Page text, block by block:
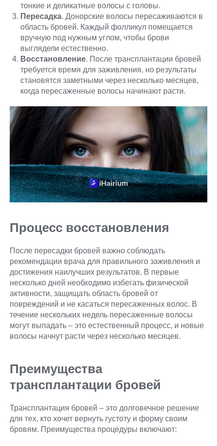
тонкие и деликатные волосы с головы.
Пересадка. Донорские волосы пересаживаются в
область бровей. Каждый фолликул помещается
вручную под нужным углом, чтобы брови
выглядели естественно.
Восстановление. После трансплантации бровей
требуется время для заживления, но результаты
становятся заметными через несколько месяцев,
когда пересаженные волосы начинают расти.
Процесс восстановления
После пересадки бровей важно соблюдать
рекомендации врача для правильного заживления и
достижения наилучших результатов. В первые
несколько дней необходимо избегать физической
активности, защищать область бровей от
повреждений и не касаться пересаженных волос. В
течение нескольких недель пересаженные волосы
могут выпадать – это естественный процесс, и новые
волосы начнут расти через несколько месяцев.
Преимущества
трансплантации бровей
Трансплантация бровей – это долговечное решение
для тех, кто хочет вернуть густоту и форму своим
бровям. Преимущества процедуры включают: